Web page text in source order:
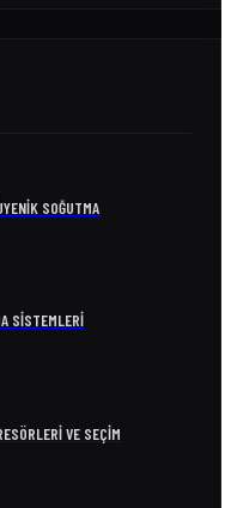
SOĞUTMA
SISTEMLERI
VE SEÇIM